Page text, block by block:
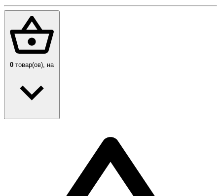
0 товар(ов), на